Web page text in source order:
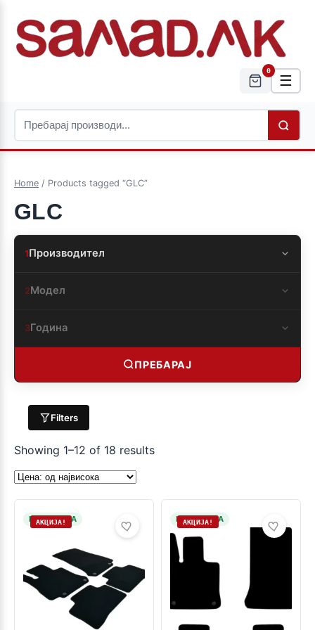
0
☰
Home / Products tagged “GLC”
GLC
1Производител
2Модел
3Година
ПРЕБАРАЈ
Filters
Showing 1–12 of 18 results
НА ЗАЛИХА
АКЦИЈА! НА ЗАЛИХА
АКЦИЈА!